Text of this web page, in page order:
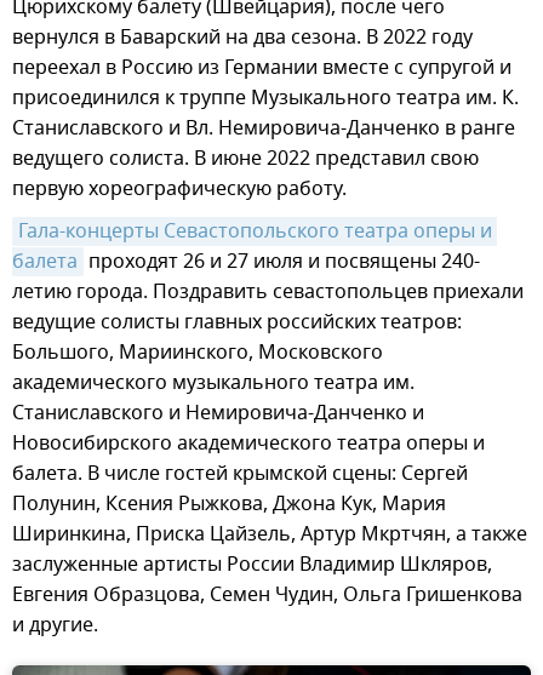
Цюрихскому балету (Швейцария), после чего
вернулся в Баварский на два сезона. В 2022 году
переехал в Россию из Германии вместе с супругой и
присоединился к труппе Музыкального театра им. К.
Станиславского и Вл. Немировича-Данченко в ранге
ведущего солиста. В июне 2022 представил свою
первую хореографическую работу.
Гала-концерты Севастопольского театра оперы и
балета проходят 26 и 27 июля и посвящены 240-
летию города. Поздравить севастопольцев приехали
ведущие солисты главных российских театров:
Большого, Мариинского, Московского
академического музыкального театра им.
Станиславского и Немировича-Данченко и
Новосибирского академического театра оперы и
балета. В числе гостей крымской сцены: Сергей
Полунин, Ксения Рыжкова, Джона Кук, Мария
Ширинкина, Приска Цайзель, Артур Мкртчян, а также
заслуженные артисты России Владимир Шкляров,
Евгения Образцова, Семен Чудин, Ольга Гришенкова
и другие.